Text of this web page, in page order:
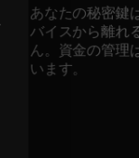
あなたの秘密鍵
バイスから離れ
ん。資金の管理
います。